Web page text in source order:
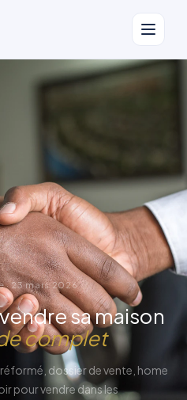
· 23 mars 2026
sa maison
complet
dossier de vente, home
pour vendre dans les